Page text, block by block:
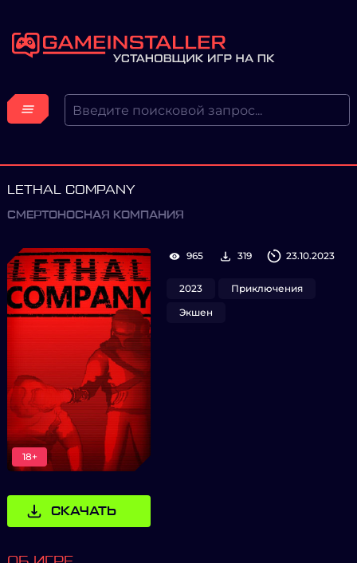
LETHAL COMPANY
СМЕРТОНОСНАЯ КОМПАНИЯ
18+
СКАЧАТЬ
965 319 23.10.2023
2023
Приключения
Экшен